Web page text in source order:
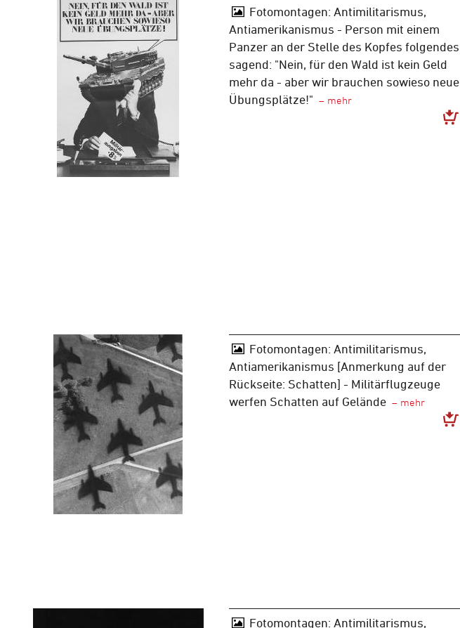
Fotomontagen: Antimilitarismus,
Antiamerikanismus - Person mit einem
Panzer an der Stelle des Kopfes folgendes
sagend: "Nein, für den Wald ist kein Geld
mehr da - aber wir brauchen sowieso neue
Übungsplätze!"
Fotomontagen: Antimilitarismus,
Antiamerikanismus [Anmerkung auf der
Rückseite: Schatten] - Militärflugzeuge
werfen Schatten auf Gelände
Fotomontagen: Antimilitarismus,